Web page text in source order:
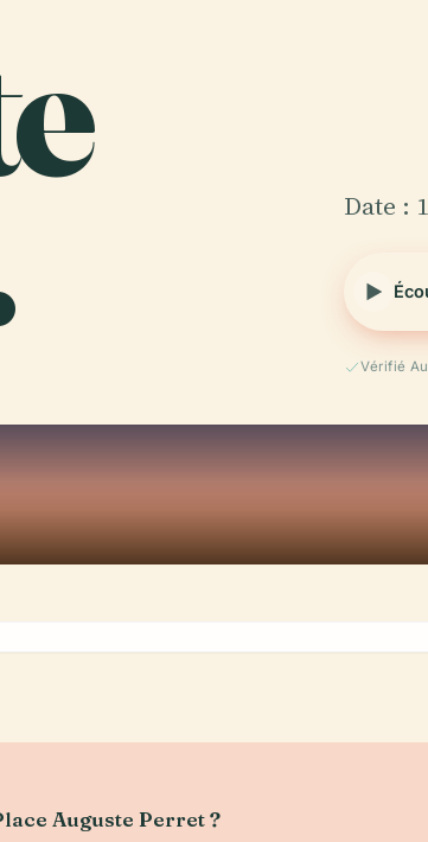
Date :
Vérifié
Auguste Perret ?